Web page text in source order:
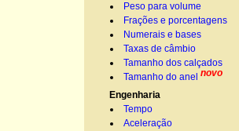
Peso para volume
Frações e porcentagens
Numerais e bases
Taxas de câmbio
Tamanho dos calçados
Tamanho do anel novo
Engenharia
Tempo
Aceleração